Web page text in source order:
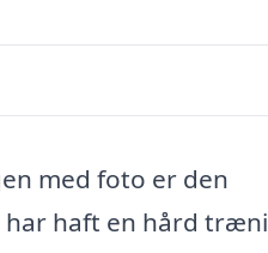
med foto er den
haft en hård